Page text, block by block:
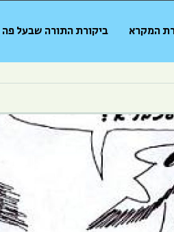
המקרא ביקורת התורה שבעל פה